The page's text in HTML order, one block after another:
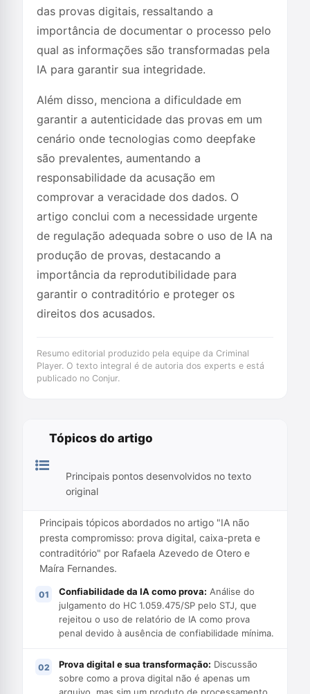
das provas digitais, ressaltando a
importância de documentar o processo pelo
qual as informações são transformadas pela
IA para garantir sua integridade.
Além disso, menciona a dificuldade em
garantir a autenticidade das provas em um
cenário onde tecnologias como deepfake
são prevalentes, aumentando a
responsabilidade da acusação em
comprovar a veracidade dos dados. O
artigo conclui com a necessidade urgente
de regulação adequada sobre o uso de IA na
produção de provas, destacando a
importância da reprodutibilidade para
garantir o contraditório e proteger os
direitos dos acusados.
Resumo editorial produzido pela equipe da Criminal
Player. O texto integral é de autoria dos experts e está
publicado no Conjur.
Tópicos do artigo
Principais pontos desenvolvidos no texto
original
Principais tópicos abordados no artigo "IA não
presta compromisso: prova digital, caixa-preta e
contraditório" por Rafaela Azevedo de Otero e
Maíra Fernandes.
Confiabilidade da IA como prova: Análise do
julgamento do HC 1.059.475/SP pelo STJ, que
rejeitou o uso de relatório de IA como prova
penal devido à ausência de confiabilidade mínima.
Prova digital e sua transformação: Discussão
sobre como a prova digital não é apenas um